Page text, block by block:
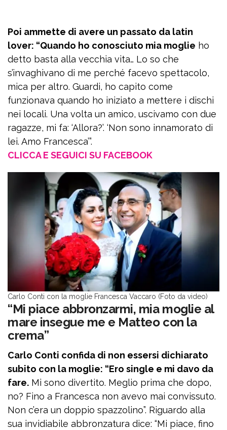
Poi ammette di avere un passato da latin
lover: “Quando ho conosciuto mia moglie ho
detto basta alla vecchia vita… Lo so che
s’invaghivano di me perché facevo spettacolo,
mica per altro. Guardi, ho capito come
funzionava quando ho iniziato a mettere i dischi
nei locali. Una volta un amico, uscivamo con due
ragazze, mi fa: ‘Allora?’. ‘Non sono innamorato di
lei. Amo Francesca’”.
CLICCA E SEGUICI SU FACEBOOK
Carlo Conti con la moglie Francesca Vaccaro (Foto da video)
“Mi piace abbronzarmi, mia moglie al
mare insegue me e Matteo con la
crema”
Carlo Conti confida di non essersi dichiarato
subito con la moglie: “Ero single e mi davo da
fare. Mi sono divertito. Meglio prima che dopo,
no? Fino a Francesca non avevo mai convissuto.
Non c’era un doppio spazzolino”. Riguardo alla
sua invidiabile abbronzatura dice: “Mi piace, fino